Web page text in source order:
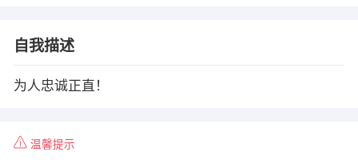
自我描述
为人忠诚正直！
温馨提示